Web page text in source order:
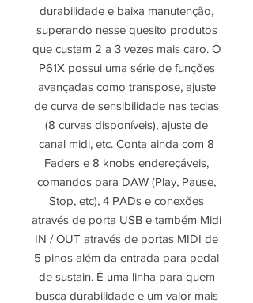
durabilidade e baixa manutenção,
superando nesse quesito produtos
que custam 2 a 3 vezes mais caro. O
P61X possui uma série de funções
avançadas como transpose, ajuste
de curva de sensibilidade nas teclas
(8 curvas disponíveis), ajuste de
canal midi, etc. Conta ainda com 8
Faders e 8 knobs endereçáveis,
comandos para DAW (Play, Pause,
Stop, etc), 4 PADs e conexões
através de porta USB e também Midi
IN / OUT através de portas MIDI de
5 pinos além da entrada para pedal
de sustain. É uma linha para quem
busca durabilidade e um valor mais